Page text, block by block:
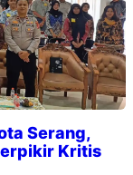
Serang,
Kritis